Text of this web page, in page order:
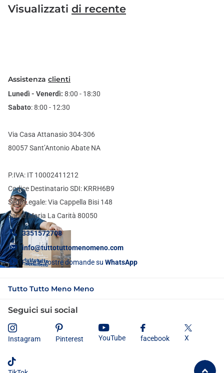
Visualizzati di recente
Assistenza clienti
Lunedì - Venerdì: 8:00 - 18:30
Sabato: 8:00 - 12:30
Via Casa Attanasio 304-306
80057 Sant’Antonio Abate NA
P.IVA: IT 10002411212
Codice Destinatario SDI: KRRH6B9
Sede Legale: Via Cappella Bisi 148
Santa Maria La Carità 80050
3351572708
info@tuttotuttomenomeno.com
Fate le vostre domande su WhatsApp
Tutto Tutto Meno Meno
Seguici sui social
Instagram Pinterest YouTube facebook X